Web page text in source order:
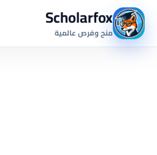
Scholarfox
منح وفرص عالمية